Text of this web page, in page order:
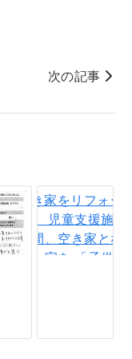
次の記事